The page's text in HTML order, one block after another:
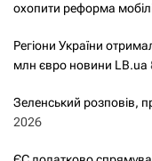
охопити реформа
Регіони України
млн євро новини LB.ua
Зеленський розповів,
2026